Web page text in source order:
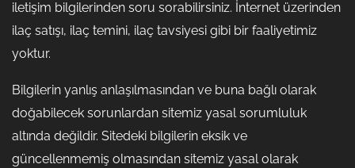
iletişim bilgilerinden soru sorabilirsiniz. İnternet üzerinden
ilaç satışı, ilaç temini, ilaç tavsiyesi gibi bir faaliyetimiz
yoktur.
Bilgilerin yanlış anlaşılmasından ve buna bağlı olarak
doğabilecek sorunlardan sitemiz yasal sorumluluk
altında değildir. Sitedeki bilgilerin eksik ve
güncellenmemiş olmasından sitemiz yasal olarak